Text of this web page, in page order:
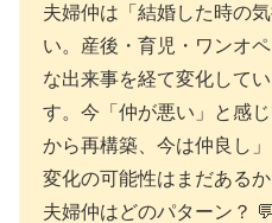
夫婦仲は「結婚した時の
い。産後・育児・ワンオ
な出来事を経て変化して
す。今「仲が悪い」と感
から再構築、今は仲良し
変化の可能性はまだある
夫婦仲はどのパターン？ 💬